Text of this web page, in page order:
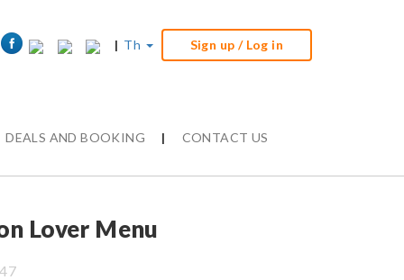
| Th Sign up / Log in
DEALS AND BOOKING | CONTACT US
Lover Menu